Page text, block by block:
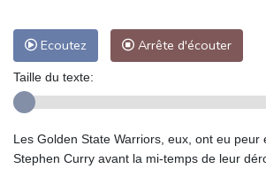
Ecoutez Arrête d'écouter
Taille du texte:
Les Golden State Warriors, eux, ont eu peur
Stephen Curry avant la mi-temps de leur